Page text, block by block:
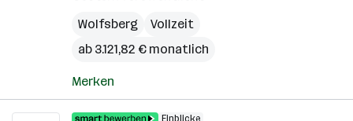
Wolfsberg
Vollzeit
ab 3.121,82 € monatlich
Merken
Einblicke